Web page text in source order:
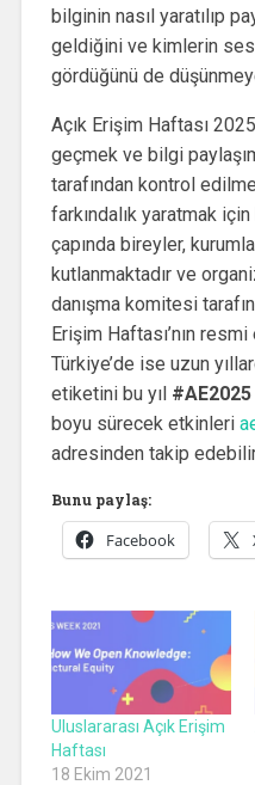
bilginin nasıl yaratılıp
geldiğini ve kimlerin
gördüğünü de
Açık Erişim Haftası
geçmek ve bilgi
tarafından kontrol
farkındalık yaratmak
çapında bireyler,
kutlanmaktadır ve
danışma komitesi
Erişim Haftası’nın
Türkiye’de ise uzun
etiketini bu yıl #AE2025
boyu sürecek etkinleri
adresinden takip
Bunu paylaş:
Facebook
Uluslararası Açık Erişim
Haftası
18 Ekim 2021